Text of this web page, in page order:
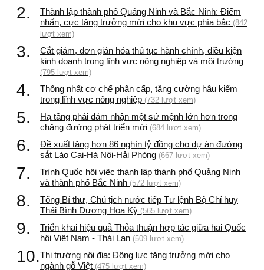
2.
Thành lập thành phố Quảng Ninh và Bắc Ninh: Điểm
nhấn, cực tăng trưởng mới cho khu vực phía bắc (842
lượt xem)
3.
Cắt giảm, đơn giản hóa thủ tục hành chính, điều kiện
kinh doanh trong lĩnh vực nông nghiệp và môi trường
(795 lượt xem)
4.
Thống nhất cơ chế phân cấp, tăng cường hậu kiểm
trong lĩnh vực nông nghiệp (732 lượt xem)
5.
Hạ tầng phải đảm nhận một sứ mệnh lớn hơn trong
chặng đường phát triển mới (684 lượt xem)
6.
Đề xuất tăng hơn 86 nghìn tỷ đồng cho dự án đường
sắt Lào Cai-Hà Nội-Hải Phòng (667 lượt xem)
7.
Trình Quốc hội việc thành lập thành phố Quảng Ninh
và thành phố Bắc Ninh (572 lượt xem)
8.
Tổng Bí thư, Chủ tịch nước tiếp Tư lệnh Bộ Chỉ huy
Thái Bình Dương Hoa Kỳ (565 lượt xem)
9.
Triển khai hiệu quả Thỏa thuận hợp tác giữa hai Quốc
hội Việt Nam - Thái Lan (509 lượt xem)
10.Thị trường nội địa: Động lực tăng trưởng mới cho
ngành gỗ Việt (475 lượt xem)